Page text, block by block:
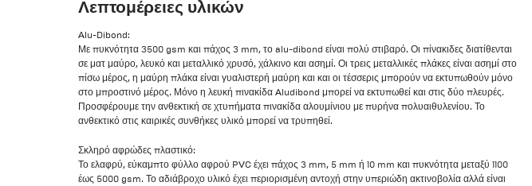
Λεπτομέρειες υλικών
Alu-Dibond:
Με πυκνότητα 3500 gsm και πάχος 3 mm, το alu-dibond είναι πολύ στιβαρό. Οι πίνακιδες διατίθενται
σε ματ μαύρο, λευκό και μεταλλικό χρυσό, χάλκινο και ασημί. Οι τρεις μεταλλικές πλάκες είναι ασημί στο
πίσω μέρος, η μαύρη πλάκα είναι γυαλιστερή μαύρη και και οι τέσσερις μπορούν να εκτυπωθούν μόνο
στο μπροστινό μέρος. Μόνο η λευκή πινακίδα Aludibond μπορεί να εκτυπωθεί και στις δύο πλευρές.
Προσφέρουμε την ανθεκτική σε χτυπήματα πινακίδα αλουμίνιου με πυρήνα πολυαιθυλενίου. Το
ανθεκτικό στις καιρικές συνθήκες υλικό μπορεί να τρυπηθεί.
Σκληρό αφρώδες πλαστικό:
Το ελαφρύ, εύκαμπτο φύλλο αφρού PVC έχει πάχος 3 mm, 5 mm ή 10 mm και πυκνότητα μεταξύ 1100
έως 5000 gsm. Το αδιάβροχο υλικό έχει περιορισμένη αντοχή στην υπεριώδη ακτινοβολία αλλά είναι